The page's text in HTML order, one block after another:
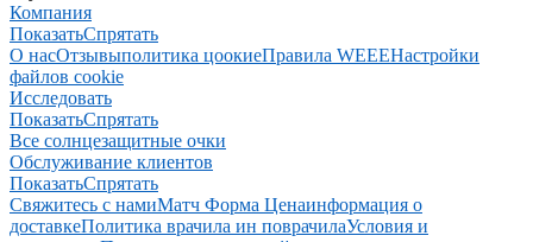
Компания
ПоказатьСпрятать
О насОтзывыполитика цоокиеПравила WEEEНастройки
файлов cookie
Исследовать
ПоказатьСпрятать
Все солнцезащитные очки
Обслуживание клиентов
ПоказатьСпрятать
Свяжитесь с намиМатч Форма Ценаинформация о
доставкеПолитика врачила ин поврачилаУсловия и